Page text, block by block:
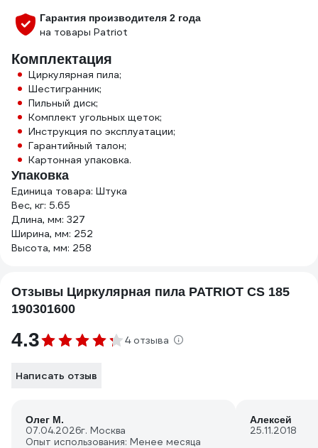
Гарантия производителя 2 года
на товары Patriot
Комплектация
Циркулярная пила;
Шестигранник;
Пильный диск;
Комплект угольных щеток;
Инструкция по эксплуатации;
Гарантийный талон;
Картонная упаковка.
Упаковка
Единица товара: Штука
Вес, кг: 5.65
Длина, мм: 327
Ширина, мм: 252
Высота, мм: 258
Отзывы Циркулярная пила PATRIOT CS 185
190301600
4.3 4 отзыва
Написать отзыв
Олег М.
07.04.2026г. Москва
Опыт использования: Менее месяца
Алексей
25.11.2018